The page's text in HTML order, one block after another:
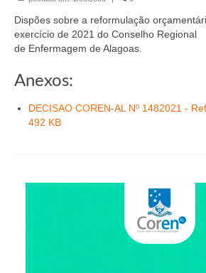
Conselheiros e Diretoria
Carta de Serviços ao
Governança
Eleições Triênio 2027-
Eleições 2023
Dispões sobre a reformulação
exercício de 2021 do Conselho Regional
de Enfermagem de Alagoas.
Anexos:
DECISAO COREN-AL Nº 1482021 -
492 KB